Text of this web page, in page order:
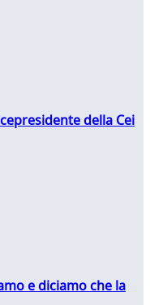
della Cei
e diciamo che la